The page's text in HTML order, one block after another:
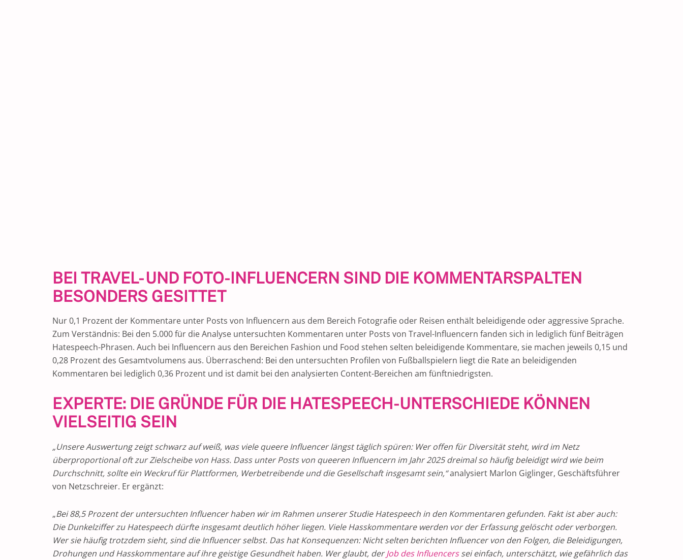
BEI TRAVEL- UND FOTO-INFLUENCERN SIND DIE KOMMENTARSPALTEN
BESONDERS GESITTET
Nur 0,1 Prozent der Kommentare unter Posts von Influencern aus dem Bereich Fotografie oder Reisen enthält beleidigende oder aggressive Sprache.
Zum Verständnis: Bei den 5.000 für die Analyse untersuchten Kommentaren unter Posts von Travel-Influencern fanden sich in lediglich fünf Beiträgen
Hatespeech-Phrasen. Auch bei Influencern aus den Bereichen Fashion und Food stehen selten beleidigende Kommentare, sie machen jeweils 0,15 und
0,28 Prozent des Gesamtvolumens aus. Überraschend: Bei den untersuchten Profilen von Fußballspielern liegt die Rate an beleidigenden
Kommentaren bei lediglich 0,36 Prozent und ist damit bei den analysierten Content-Bereichen am fünftniedrigsten.
EXPERTE: DIE GRÜNDE FÜR DIE HATESPEECH-UNTERSCHIEDE KÖNNEN
VIELSEITIG SEIN
„Unsere Auswertung zeigt schwarz auf weiß, was viele queere Influencer längst täglich spüren: Wer offen für Diversität steht, wird im Netz
überproportional oft zur Zielscheibe von Hass. Dass unter Posts von queeren Influencern im Jahr 2025 dreimal so häufig beleidigt wird wie beim
Durchschnitt, sollte ein Weckruf für Plattformen, Werbetreibende und die Gesellschaft insgesamt sein,“analysiert Marlon Giglinger, Geschäftsführer
von Netzschreier. Er ergänzt:
„Bei 88,5 Prozent der untersuchten Influencer haben wir im Rahmen unserer Studie Hatespeech in den Kommentaren gefunden. Fakt ist aber auch:
Die Dunkelziffer zu Hatespeech dürfte insgesamt deutlich höher liegen. Viele Hasskommentare werden vor der Erfassung gelöscht oder verborgen.
Wer sie häufig trotzdem sieht, sind die Influencer selbst. Das hat Konsequenzen: Nicht selten berichten Influencer von den Folgen, die Beleidigungen,
Drohungen und Hasskommentare auf ihre geistige Gesundheit haben. Wer glaubt, derJob des Influencerssei einfach, unterschätzt, wie gefährlich das